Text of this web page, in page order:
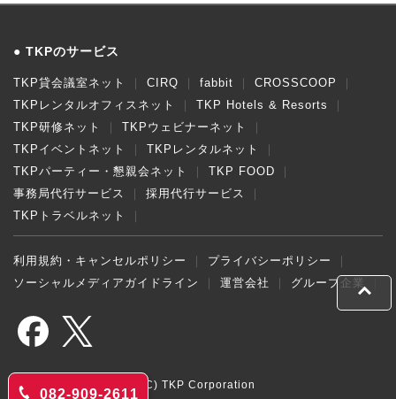
082-909-2611
TKPのサービス
TKP貸会議室ネット CIRQ fabbit
CROSSCOOP
TKPレンタルオフィスネット
TKP Hotels & Resorts
TKP研修ネット
TKPウェビナーネット
TKPイベントネット
TKPレンタルネット
TKPパーティー・懇親会ネット
TKP FOOD
事務局代行サービス
採用代行サービス
TKPトラベルネット
利用規約・キャンセルポリシー
プライバシーポリシー
ソーシャルメディアガイドライン
運営会社 グループ企業
(C) TKP Corporation